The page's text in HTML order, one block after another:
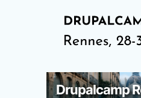
Drupalcamp